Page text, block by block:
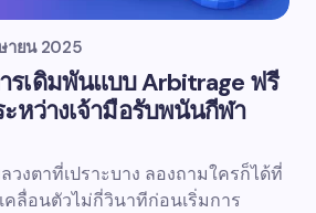
ายน 2025
รเดิมพันแบบ Arbitrage ฟรี
หว่างเจ้ามือรับพนันกีฬา
วงตาที่เปราะบาง ลองถามใครก็ได้ที่
คลื่อนตัวไม่กี่วินาทีก่อนเริ่มการ